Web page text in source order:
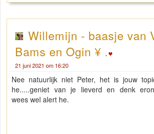
Willemijn - baasje van
Bams en Ogin ¥ .
21 juni 2021 om 16:20
Nee natuurlijk niet Peter, het is jouw
he.....geniet van je lieverd en denk
wees wel alert he.